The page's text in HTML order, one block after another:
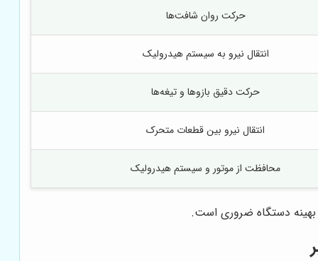
حرکت روان شافت‌ها
انتقال نیرو به سیستم هیدرولیک
حرکت دقیق بازوها و تیغه‌ها
انتقال نیرو بین قطعات متحرک
محافظت از موتور و سیستم هیدرولیک
دستگاه ضروری است.